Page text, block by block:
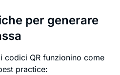
per generare
codici QR funzionino come
practice: